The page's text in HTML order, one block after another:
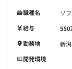
職種名
ソ
給与
550
勤務地
新
開発環境